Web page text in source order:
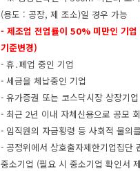
(용도 : 공장, 제 조소)일 경우 가능
- 제조업 전업률이 50% 미만인 기
기준변경)
- 휴․폐업 중인 기업
- 세금을 체납중인 기업
- 유가증권 또는 코스닥시장 상장기업
- 최근 2년 이내 자체신용으로 공모
- 임직원의 자금횡령 등 사회적 물의
- 공정위에서 상호출자제한기업집단
중소기업 (필요 시 중소기업 확인서